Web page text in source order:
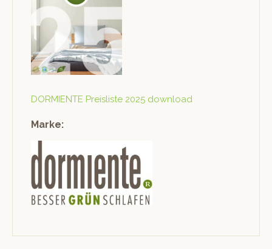
DORMIENTE Preis­liste 2025 download
Marke: